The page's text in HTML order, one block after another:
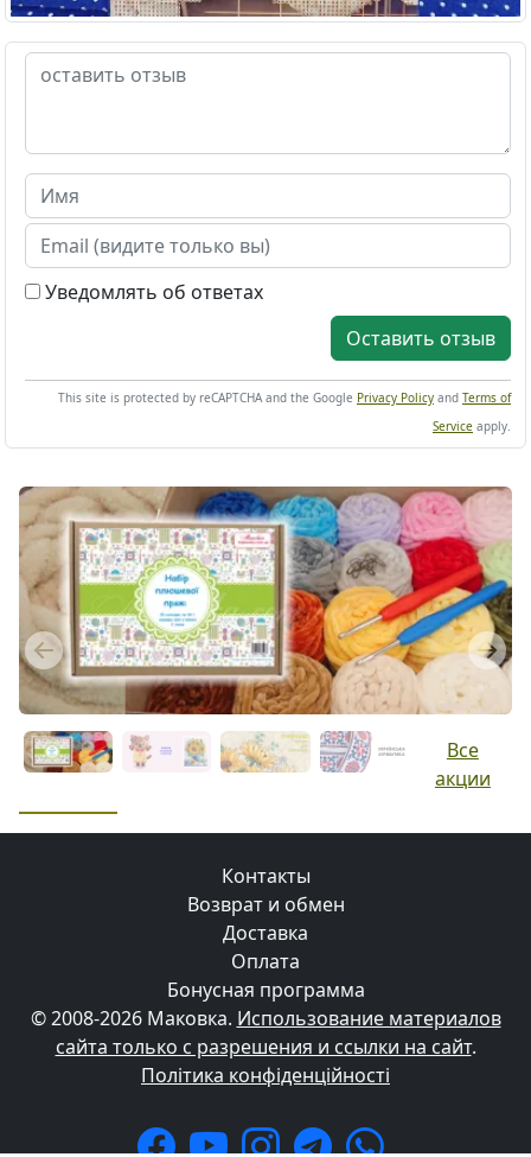
Уведомлять об ответах
Оставить отзыв
This site is protected by reCAPTCHA and the Google Privacy Policy and Terms of
Service apply.
Previous Next
Все
акции
Контакты
Возврат и обмен
Доставка
Оплата
Бонусная программа
© 2008-2026 Маковка. Использование материалов
сайта только с разрешения и ссылки на сайт.
Політика конфіденційності